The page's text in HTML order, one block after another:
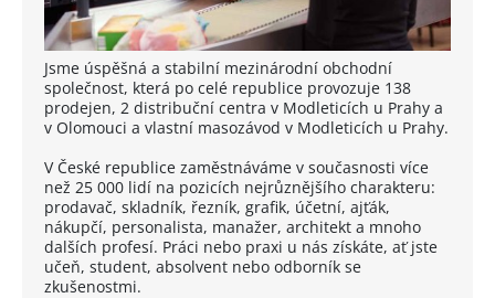
Jsme úspěšná a stabilní mezinárodní obchodní
společnost, která po celé republice provozuje 138
prodejen, 2 distribuční centra v Modleticích u Prahy a
v Olomouci a vlastní masozávod v Modleticích u Prahy.
V České republice zaměstnáváme v současnosti více
než 25 000 lidí na pozicích nejrůznějšího charakteru:
prodavač, skladník, řezník, grafik, účetní, ajťák,
nákupčí, personalista, manažer, architekt a mnoho
dalších profesí. Práci nebo praxi u nás získáte, ať jste
učeň, student, absolvent nebo odborník se
zkušenostmi.